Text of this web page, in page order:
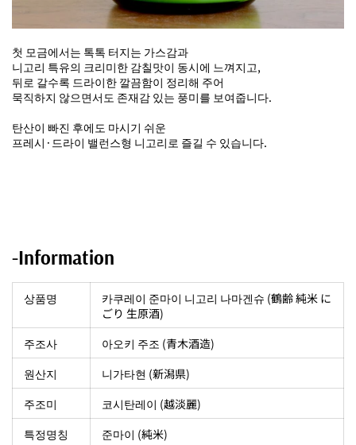
첫 모금에서는 톡톡 터지는 가스감과
니고리 특유의 크리미한 감칠맛이 동시에 느껴지고,
뒤로 갈수록 드라이한 깔끔함이 정리해 주어
묵직하지 않으면서도 존재감 있는 풍미를 보여줍니다.
탄산이 빠진 후에도 마시기 쉬운
프레시·드라이 밸런스형 니고리로 즐길 수 있습니다.
-Information
상품명
카쿠레이 준마이 니고리 나마겐슈 (鶴齢 純米 に
ごり 生原酒)
주조사
아오키 주조 (青木酒造)
원산지
니가타현 (新潟県)
주조미
코시탄레이 (越淡麗)
특정명칭
준마이 (純米)